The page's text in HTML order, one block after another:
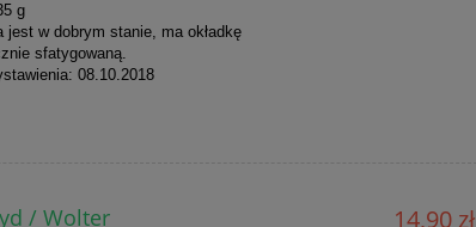
g
jest w dobrym stanie, ma okładkę
sfatygowaną.
08.10.2018
/ Wolter 14,90 zł